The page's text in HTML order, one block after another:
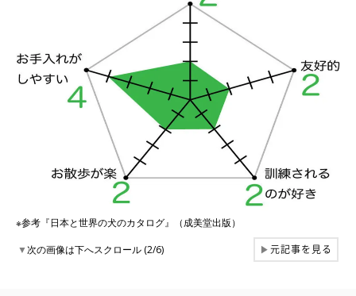
※参考『日本と世界の犬のカタログ』（成美堂出版）
▼次の画像は下へスクロール (2/6) ▶元記事を見る